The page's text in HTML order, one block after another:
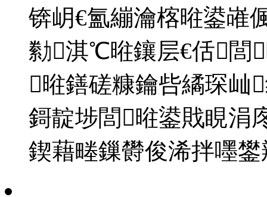
锛岄€氳繃瀹楁暀鍙嶉
勬淇℃暀鑲层€佸閭
暀鐥磋糠鑰呰繘琛屾
鎶靛埗閭暀鍙戝睍涓
鍥藉畻鏁欎俊浠拌嚜